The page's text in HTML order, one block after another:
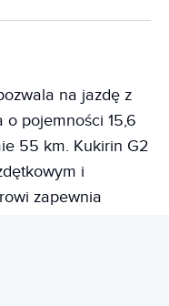
na jazdę z
pojemności 15,6
55 km. Kukirin G2
i
zapewnia